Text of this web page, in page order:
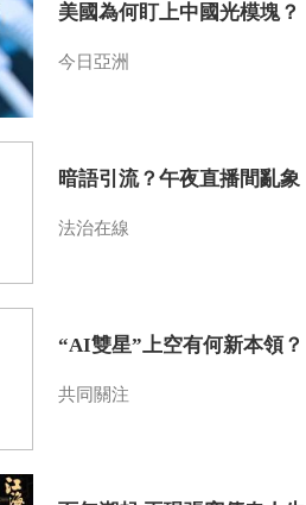
美國為何盯上中國光模塊？
今日亞洲
暗語引流？午夜直播間亂象
法治在線
“AI雙星”上空有何新本領？
共同關注